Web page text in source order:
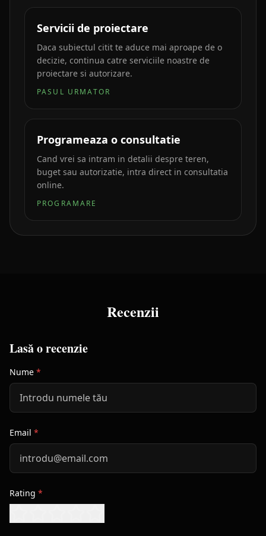
Servicii de proiectare
Daca subiectul citit te aduce mai aproape de o
decizie, continua catre serviciile noastre de
proiectare si autorizare.
PASUL URMATOR
Programeaza o consultatie
Cand vrei sa intram in detalii despre teren,
buget sau autorizatie, intra direct in consultatia
online.
PROGRAMARE
Recenzii
Lasă o recenzie
Nume *
Email *
Rating *